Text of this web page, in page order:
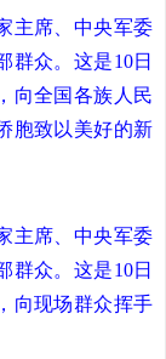
主席、中央军委
群众。这是10日
向全国各族人民
胞致以美好的新
主席、中央军委
群众。这是10日
向现场群众挥手